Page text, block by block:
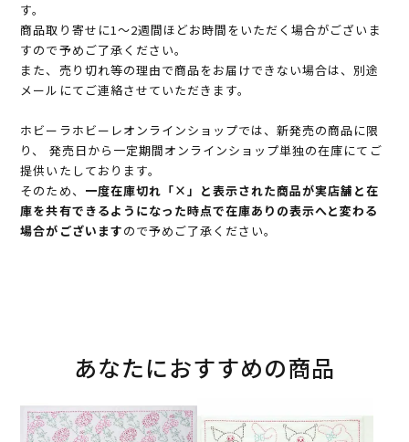
す。
商品取り寄せに1～2週間ほどお時間をいただく場合がございま
すので予めご了承ください。
また、売り切れ等の理由で商品をお届けできない場合は、別途
メールにてご連絡させていただきます。
ホビーラホビーレオンラインショップでは、新発売の商品に限
り、 発売日から一定期間オンラインショップ単独の在庫にてご
提供いたしております。
そのため、 一度在庫切れ「×」と表示された商品が実店舗と在
庫を共有できるようになった時点で在庫ありの表示へと変わる
場合がございますので予めご了承ください。
あなたにおすすめの商品